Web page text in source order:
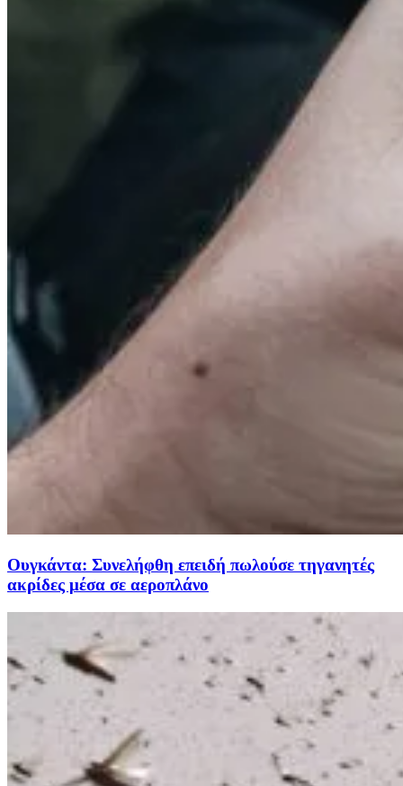
Ουγκάντα: Συνελήφθη επειδή πωλούσε τηγανητές
ακρίδες μέσα σε αεροπλάνο